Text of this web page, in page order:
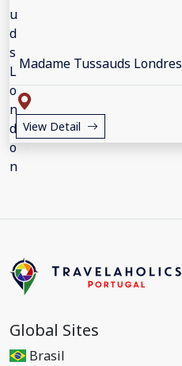
Madame Tussauds Londres
View Detail
Global Sites
Brasil